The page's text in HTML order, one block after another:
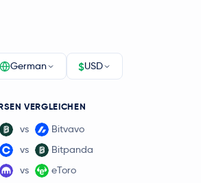
German $USD
VERGLEICHEN
vs
Bitvavo
vs
Bitpanda
vs eToro